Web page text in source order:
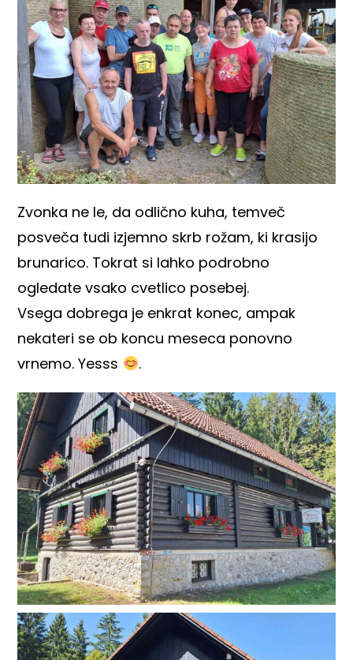
Zvonka ne le, da odlično kuha, temveč
posveča tudi izjemno skrb rožam, ki krasijo
brunarico. Tokrat si lahko podrobno
ogledate vsako cvetlico posebej.
Vsega dobrega je enkrat konec, ampak
nekateri se ob koncu meseca ponovno
vrnemo. Yesss
.